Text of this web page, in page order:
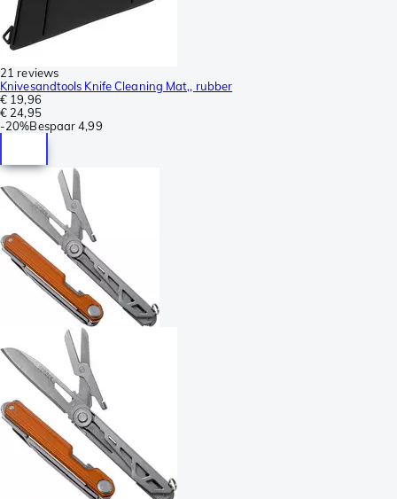
21 reviews
Knivesandtools Knife Cleaning Mat,, rubber
€ 19,96
€ 24,95
-20%Bespaar 4,99